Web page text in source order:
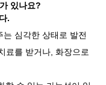
있나요?
.
심각한 상태로 발전
료를 받거나, 화장으로